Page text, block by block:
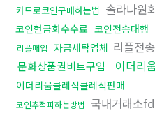
카드로코인구매하는법 솔라나원
코인현금화수수료 코인전송대행
리플매입 자금세탁업체 리플전
문화상품권비트구입 이더리
이더리움클레식클레식판매
코인추적피하는방법 국내거래소